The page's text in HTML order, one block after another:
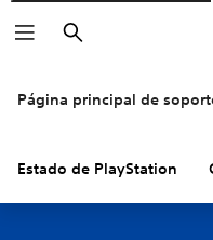
Buscar
Página principal de
Estado de PlayStation